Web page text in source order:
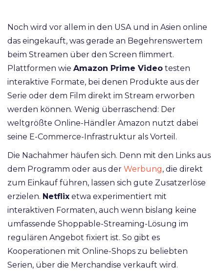
Noch wird vor allem in den USA und in Asien online
das eingekauft, was gerade an Begehrenswertem
beim Streamen über den Screen flimmert.
Plattformen wie Amazon Prime Video testen
interaktive Formate, bei denen Produkte aus der
Serie oder dem Film direkt im Stream erworben
werden können. Wenig überraschend: Der
weltgrößte Online-Händler Amazon nutzt dabei
seine E-Commerce-Infrastruktur als Vorteil.
Die Nachahmer häufen sich. Denn mit den Links aus
dem Programm oder aus der Werbung, die direkt
zum Einkauf führen, lassen sich gute Zusatzerlöse
erzielen. Netflix etwa experimentiert mit
interaktiven Formaten, auch wenn bislang keine
umfassende Shoppable-Streaming-Lösung im
regulären Angebot fixiert ist. So gibt es
Kooperationen mit Online-Shops zu beliebten
Serien, über die Merchandise verkauft wird.